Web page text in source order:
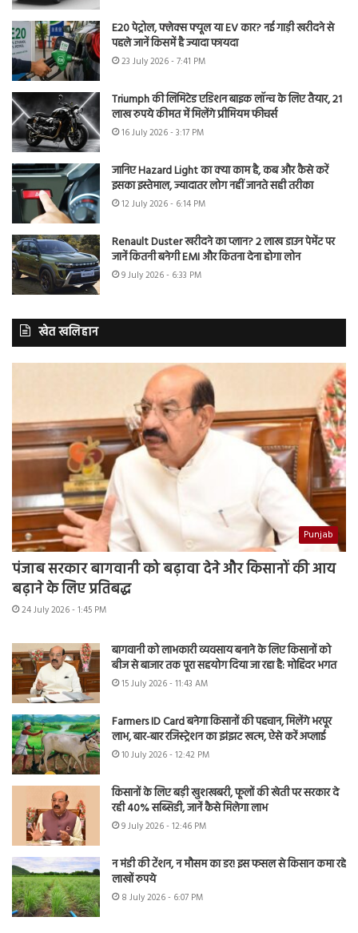
E20 पेट्रोल, फ्लेक्स फ्यूल या EV कार? नई गाड़ी खरीदने से
पहले जानें किसमें है ज्यादा फायदा
23 July 2026 - 7:41 PM
Triumph की लिमिटेड एडिशन बाइक लॉन्च के लिए तैयार, 21
लाख रुपये कीमत में मिलेंगे प्रीमियम फीचर्स
16 July 2026 - 3:17 PM
जानिए Hazard Light का क्या काम है, कब और कैसे करें
इसका इस्तेमाल, ज्यादातर लोग नहीं जानते सही तरीका
12 July 2026 - 6:14 PM
Renault Duster खरीदने का प्लान? 2 लाख डाउन पेमेंट पर
जानें कितनी बनेगी EMI और कितना देना होगा लोन
9 July 2026 - 6:33 PM
खेत खलिहान
Punjab
पंजाब सरकार बागवानी को बढ़ावा देने और किसानों की आय
बढ़ाने के लिए प्रतिबद्ध
24 July 2026 - 1:45 PM
बागवानी को लाभकारी व्यवसाय बनाने के लिए किसानों को
बीज से बाजार तक पूरा सहयोग दिया जा रहा है: मोहिंदर भगत
15 July 2026 - 11:43 AM
Farmers ID Card बनेगा किसानों की पहचान, मिलेंगे भरपूर
लाभ, बार-बार रजिस्ट्रेशन का झंझट खत्म, ऐसे करें अप्लाई
10 July 2026 - 12:42 PM
किसानों के लिए बड़ी खुशखबरी, फूलों की खेती पर सरकार दे
रही 40% सब्सिडी, जानें कैसे मिलेगा लाभ
9 July 2026 - 12:46 PM
न मंडी की टेंशन, न मौसम का डर! इस फसल से किसान कमा रहे
लाखों रुपये
8 July 2026 - 6:07 PM